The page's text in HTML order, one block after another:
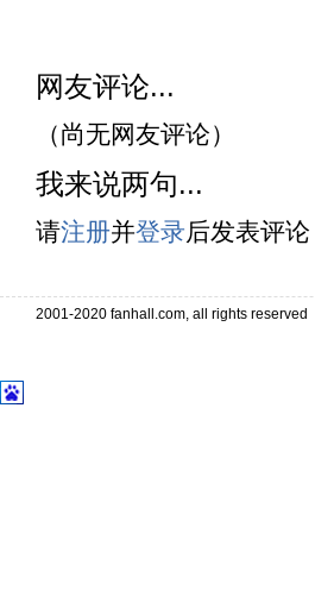
网友评论...
（尚无网友评论）
我来说两句...
请注册并登录后发表评论
2001-2020 fanhall.com, all rights reserved